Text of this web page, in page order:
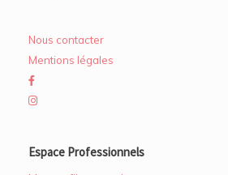
Nous contacter
Mentions légales
Espace Professionnels